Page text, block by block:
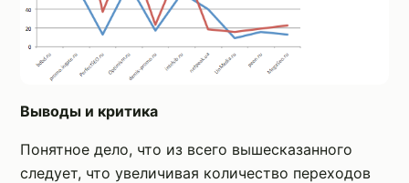
Выводы и критика
Понятное дело, что из всего вышесказанного
следует, что увеличивая количество переходов